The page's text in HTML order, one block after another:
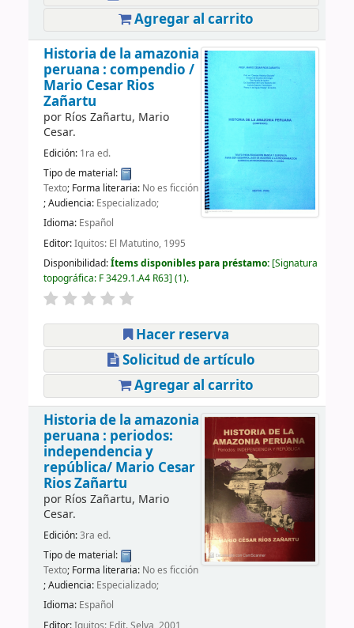
Agregar al carrito
Historia de la amazonia
peruana : compendio /
Mario Cesar Rios
Zañartu
por Ríos Zañartu, Mario
Cesar.
Edición: 1ra ed.
Tipo de material:
Texto; Forma literaria: No es ficción
; Audiencia: Especializado;
Idioma: Español
Editor:Iquitos: El Matutino, 1995
Disponibilidad:Ítems disponibles para préstamo: Signatura
topográfica: F 3429.1.A4 R63 (1).
Hacer reserva
Solicitud de artículo
Agregar al carrito
Historia de la amazonia
peruana : periodos:
independencia y
república/ Mario Cesar
Rios Zañartu
por Ríos Zañartu, Mario
Cesar.
Edición:3ra ed.
Tipo de material:
Texto; Forma literaria: No es ficción
; Audiencia: Especializado;
Idioma: Español